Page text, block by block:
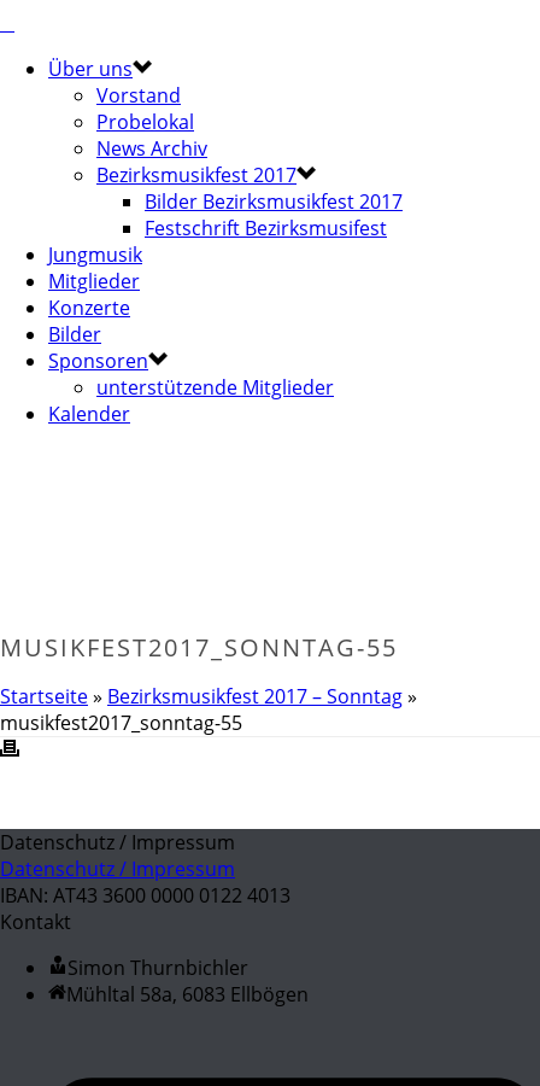
Über uns
Vorstand
Probelokal
News Archiv
Bezirksmusikfest 2017
Bilder Bezirksmusikfest 2017
Festschrift Bezirksmusifest
Jungmusik
Mitglieder
Konzerte
Bilder
Sponsoren
unterstützende Mitglieder
Kalender
MUSIKFEST2017_SONNTAG-55
Startseite» Bezirksmusikfest 2017 – Sonntag»
musikfest2017_sonntag-55
Datenschutz / Impressum
Datenschutz / Impressum
IBAN: AT43 3600 0000 0122 4013
Kontakt
Simon Thurnbichler
Mühltal 58a, 6083 Ellbögen